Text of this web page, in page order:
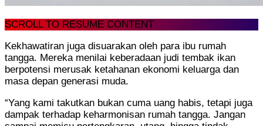
SCROLL TO RESUME CONTENT
Kekhawatiran juga disuarakan oleh para ibu rumah
tangga. Mereka menilai keberadaan judi tembak ikan
berpotensi merusak ketahanan ekonomi keluarga dan
masa depan generasi muda.
“Yang kami takutkan bukan cuma uang habis, tetapi juga
dampak terhadap keharmonisan rumah tangga. Jangan